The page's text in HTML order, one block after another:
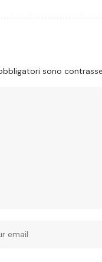
sono